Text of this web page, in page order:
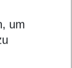
um